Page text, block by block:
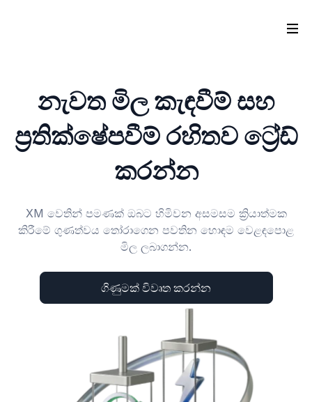
නැවත මිල කැඳවීම් සහ
ප්‍රතික්ෂේපවීම් රහිතව ට්‍රේඩ්
කරන්න
XM වෙතින් පමණක් ඔබට හිමිවන අසමසම ක්‍රියාත්මක
කිරීමේ ගුණත්වය තෝරාගෙන පවතින හොඳම වෙළඳපොළ
මිල ලබාගන්න.
ගිණුමක් විවෘත කරන්න